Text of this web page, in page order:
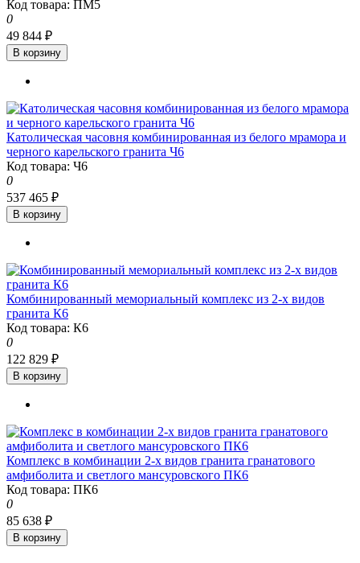
Код товара: ПМ5
0
49 844 ₽
В корзину
Католическая часовня комбинированная из белого мрамора и
черного карельского гранита Ч6
Код товара: Ч6
0
537 465 ₽
В корзину
Комбинированный мемориальный комплекс из 2-х видов
гранита К6
Код товара: К6
0
122 829 ₽
В корзину
Комплекс в комбинации 2-х видов гранита гранатового
амфиболита и светлого мансуровского ПК6
Код товара: ПК6
0
85 638 ₽
В корзину